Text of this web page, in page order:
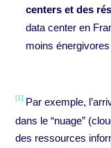
centers et des
data center en
moins
[1] Par exemple,
dans le “nuage”
des ressources